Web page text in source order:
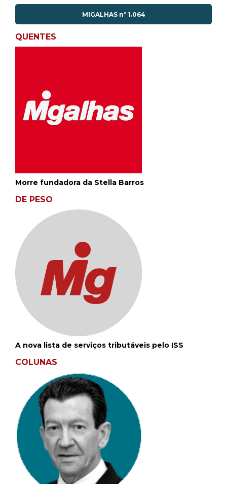
MIGALHAS nº 1.064
QUENTES
Morre fundadora da Stella Barros
DE PESO
A nova lista de serviços tributáveis pelo ISS
COLUNAS